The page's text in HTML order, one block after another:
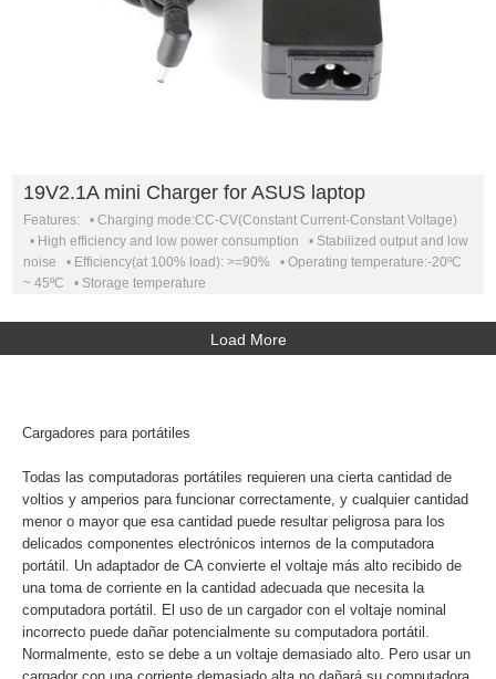
19V2.1A mini Charger for ASUS laptop
Features: • Charging mode:CC-CV(Constant Current-Constant Voltage)
• High efficiency and low power consumption • Stabilized output and low
noise • Efficiency(at 100% load): >=90% • Operating temperature:-20ºC
~ 45ºC • Storage temperature
Load More
Cargadores para portátiles
Todas las computadoras portátiles requieren una cierta cantidad de
voltios y amperios para funcionar correctamente, y cualquier cantidad
menor o mayor que esa cantidad puede resultar peligrosa para los
delicados componentes electrónicos internos de la computadora
portátil. Un adaptador de CA convierte el voltaje más alto recibido de
una toma de corriente en la cantidad adecuada que necesita la
computadora portátil. El uso de un cargador con el voltaje nominal
incorrecto puede dañar potencialmente su computadora portátil.
Normalmente, esto se debe a un voltaje demasiado alto. Pero usar un